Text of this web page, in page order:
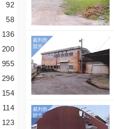
92
58
136
200
955
296
154
114
123